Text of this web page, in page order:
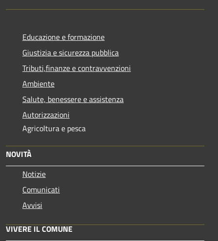
Educazione e formazione
Giustizia e sicurezza pubblica
Tributi,finanze e contravvenzioni
Ambiente
Salute, benessere e assistenza
Autorizzazioni
Agricoltura e pesca
NOVITÀ
Notizie
Comunicati
Avvisi
VIVERE IL COMUNE